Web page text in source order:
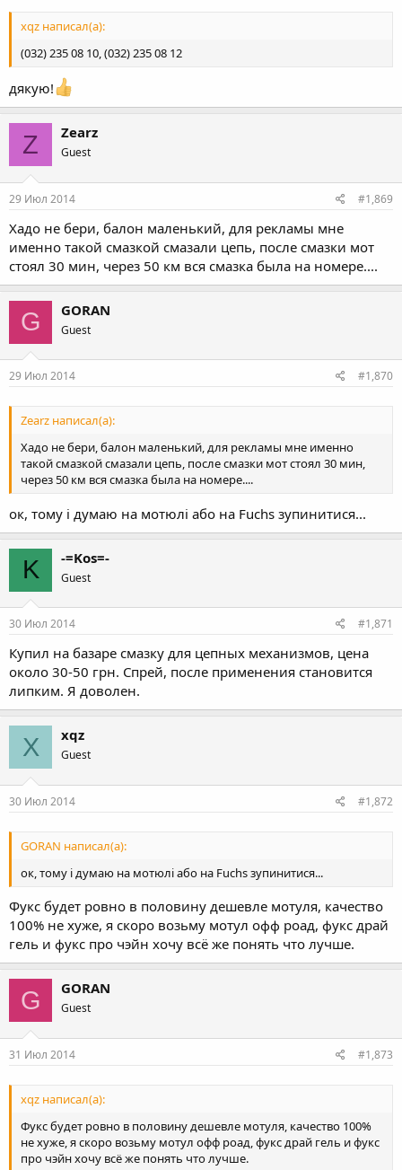
xqz написал(а):
(032) 235 08 10, (032) 235 08 12
дякую!
Z Zearz
Guest
29 Июл 2014 #1,869
Хадо не бери, балон маленький, для рекламы мне
именно такой смазкой смазали цепь, после смазки мот
стоял 30 мин, через 50 км вся смазка была на номере....
G GORAN
Guest
29 Июл 2014 #1,870
Zearz написал(а):
Хадо не бери, балон маленький, для рекламы мне именно
такой смазкой смазали цепь, после смазки мот стоял 30 мин,
через 50 км вся смазка была на номере....
ок, тому і думаю на мотюлі або на Fuchs зупинитися...
K -=Kos=-
Guest
30 Июл 2014 #1,871
Купил на базаре смазку для цепных механизмов, цена
около 30-50 грн. Спрей, после применения становится
липким. Я доволен.
X xqz
Guest
30 Июл 2014 #1,872
GORAN написал(а):
ок, тому і думаю на мотюлі або на Fuchs зупинитися...
Фукс будет ровно в половину дешевле мотуля, качество
100% не хуже, я скоро возьму мотул офф роад, фукс драй
гель и фукс про чэйн хочу всё же понять что лучше.
G GORAN
Guest
31 Июл 2014 #1,873
xqz написал(а):
Фукс будет ровно в половину дешевле мотуля, качество 100%
не хуже, я скоро возьму мотул офф роад, фукс драй гель и фукс
про чэйн хочу всё же понять что лучше.